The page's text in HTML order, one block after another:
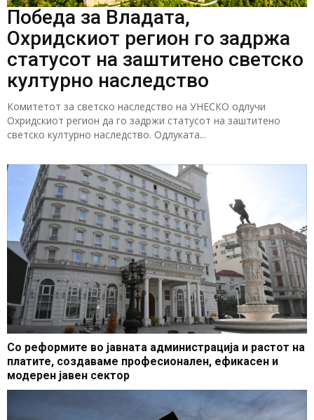
Победа за Владата,
Охридскиот регион го задржа
статусот на заштитено светско
културно наследство
Комитетот за светско наследство на УНЕСКО одлучи
Охридскиот регион да го задржи статусот на заштитено
светско културно наследство. Одлуката...
Со реформите во јавната администрација и растот на
платите, создаваме професионален, ефикасен и
модерен јавен сектор